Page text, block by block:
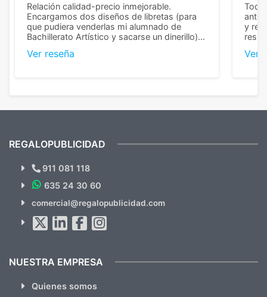
Relación calidad-precio inmejorable.
Encargamos dos diseños de libretas (para
que pudiera venderlas mi alumnado de
Bachillerato Artístico y sacarse un dinerillo) y
diferencia, con libretas de muy buena calidad
Ver reseña
Todo
y
Ver
¿Quieres ver nuestras últimas
Novedades y Ofertas?
hacemos Spam)
REGALOPUBLICIDAD
911 081 118
635 24 30 60
comercial@regalopublicidad.com
NUESTRA EMPRESA
Quienes somos